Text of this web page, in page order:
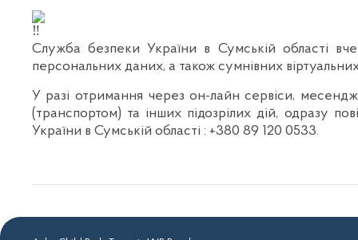
Служба безпеки України в Сумській області
персональних даних, а також сумнівних віртуальних
У разі отримання через он-лайн сервіси,
(транспортом) та інших підозрілих дій, одразу
України в Сумській області : ‪+380 89 120 0533.‬‬